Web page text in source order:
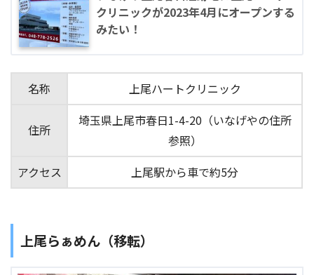
クリニックが2023年4月にオープンする
みたい！
名称 上尾ハートクリニック
住所
埼玉県上尾市春日1-4-20（いなげやの住所
参照）
アクセス
上尾駅から車で約5分
上尾らぁめん（移転）